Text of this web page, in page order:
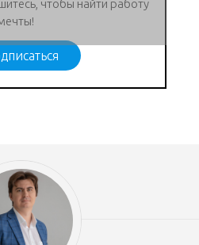
чтобы найти работу